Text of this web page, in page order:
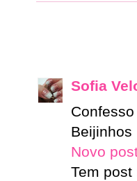
Sofia
Beijinhos
Novo
Tem